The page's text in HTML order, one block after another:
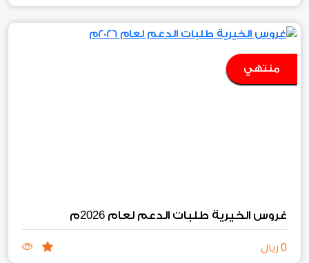
منتهي
غروس الخيرية طلبات الدعم لعام 2026م
0 ريال